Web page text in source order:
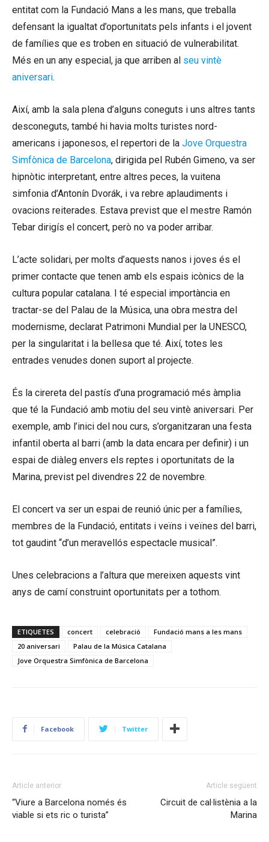
entitat com la Fundació Mans a les mans, que treballa
defensant la igualtat d’oportunitats pels infants i el jovent
de famílies que es troben en situació de vulnerabilitat.
Més en un any especial, ja que arriben al seu vintè
aniversari.
Així, amb la sala plena d’alguns coneguts i uns altres tants
desconeguts, també hi havia molts turistes nord-
americans i japonesos, el repertori de la Jove Orquestra
Simfònica de Barcelona, dirigida pel Rubén Gimeno, va ser
hipnòtic interpretant, entre altres peces, la vuitena
simfonia d’Antonín Dvorák, i va rebre aplaudiments i
ovacions reiterades. Estava previst que el mestre Ramón
Tebar dirigís el concert, però no va poder arribar.
L’acte solidari, per molts d’aquests nanos i joves és el
primer contacte que tenen amb els espais icònics de la
cultura popular catalana. I té especial importància en
tractar-se del Palau de la Música, una obra mestra del
modernisme, declarat Patrimoni Mundial per la UNESCO,
per la singularitat i la bellesa que té. Així, totes les
entrades venudes donen suport al projecte.
És la cirereta del pastís d’una programació més àmplia
que té la Fundació amb motiu del seu vintè aniversari. Per
exemple, amb l’inici del nou curs, s’organitzaran una festa
infantil oberta al barri (amb la data encara per definir) i un
espai de diàleg envers els reptes i oportunitats de la
Marina, previst pel divendres 22 de novembre.
El concert va ser un espai de reunió únic per a famílies,
membres de la Fundació, entitats i veïns i veïnes del barri,
tot gaudint “d’un meravellós espectacle musical”.
Unes celebracions a l’altura que mereixen aquests vint
anys de camí construint oportunitats per a tothom.
ETIQUETES concert celebració
Fundació mans a les mans
20 aniversari
Palau de la Música Catalana
Jove Orquestra Simfònica de Barcelona
Facebook Twitter
Article anterior
“Viure a Barcelona només és
viable si ets ric o turista”
Article següent
Circuit de cal·listènia a la
Marina